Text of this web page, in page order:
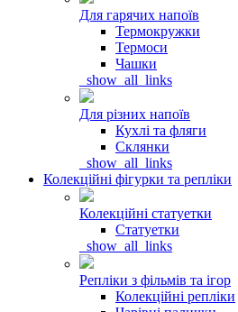
Для гарячих напоїв
Термокружки
Термоси
Чашки
_show_all_links
Для різних напоїв
Кухлі та фляги
Склянки
_show_all_links
Колекційні фігурки та репліки
Колекційні статуетки
Статуетки
_show_all_links
Репліки з фільмів та ігор
Колекційні репліки